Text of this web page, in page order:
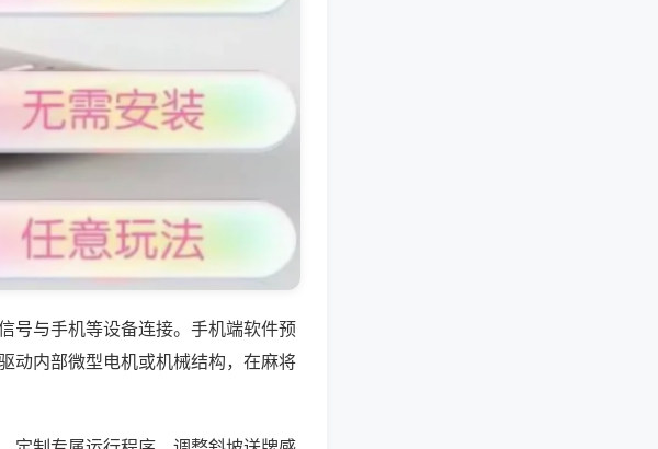
号与手机等设备连接。手机端软件预
动内部微型电机或机械结构，在麻将